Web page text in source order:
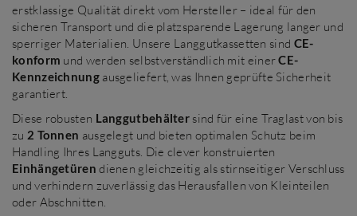
erstklassige Qualität direkt vom Hersteller – ideal für den
sicheren Transport und die platzsparende Lagerung langer und
sperriger Materialien. Unsere Langgutkassetten sind CE-
konform und werden selbstverständlich mit einerCE-
Kennzeichnungausgeliefert, was Ihnen geprüfte Sicherheit
garantiert.
Diese robusten Langgutbehälter sind für eine Traglast von bis
zu 2 Tonnen ausgelegt und bieten optimalen Schutz beim
Handling Ihres Langguts. Die clever konstruierten
Einhängetüren dienen gleichzeitig als stirnseitiger Verschluss
und verhindern zuverlässig das Herausfallen von Kleinteilen
oder Abschnitten.